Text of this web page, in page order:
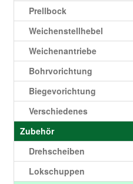
Prellbock
Weichenstellhebel
Weichenantriebe
Bohrvorichtung
Biegevorichtung
Verschiedenes
Zubehör
Drehscheiben
Lokschuppen